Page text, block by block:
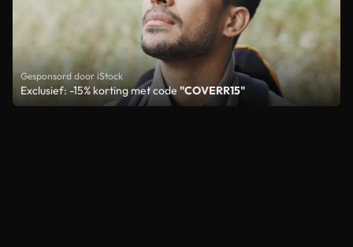
Gesponsord door iStock
Exclusief: -15% korting met code "COVERR15"